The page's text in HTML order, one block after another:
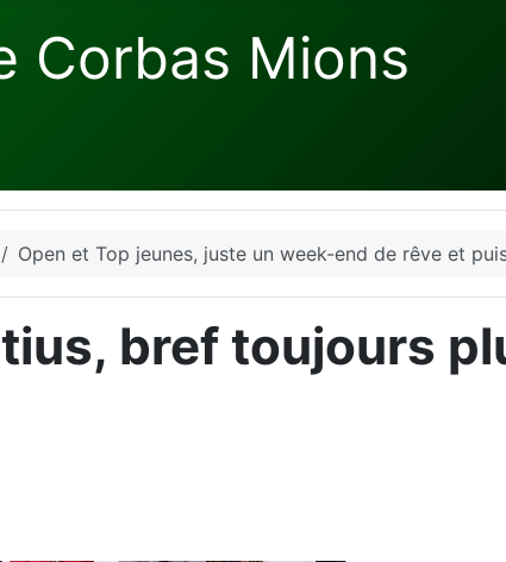
Corbas Mions
Open et Top jeunes, juste un week-end de rêve et
bref toujours